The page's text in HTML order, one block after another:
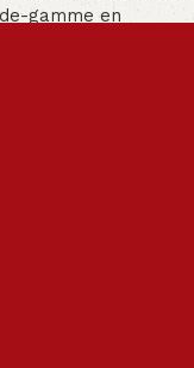
gamme en
relax - Canapé -
- Armoire - Table
- Lit - Bureau -
-
Bosh, Moulinex,